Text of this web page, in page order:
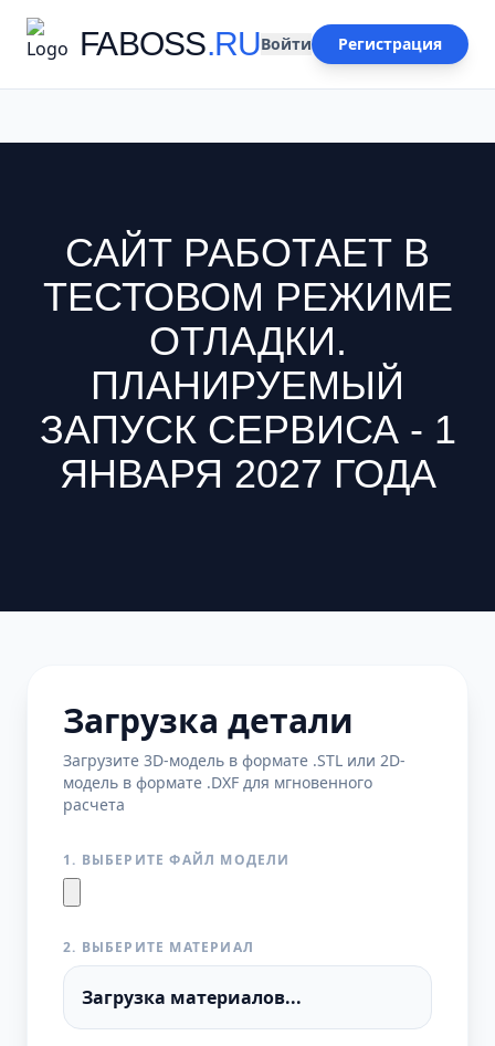
FABOSS.RUВойти Регистрация
САЙТ РАБОТАЕТ В
ТЕСТОВОМ РЕЖИМЕ
ОТЛАДКИ.
ПЛАНИРУЕМЫЙ
ЗАПУСК СЕРВИСА - 1
ЯНВАРЯ 2027 ГОДА
Загрузка детали
Загрузите 3D-модель в формате .STL или 2D-
модель в формате .DXF для мгновенного
расчета
1. ВЫБЕРИТЕ ФАЙЛ МОДЕЛИ
2. ВЫБЕРИТЕ МАТЕРИАЛ